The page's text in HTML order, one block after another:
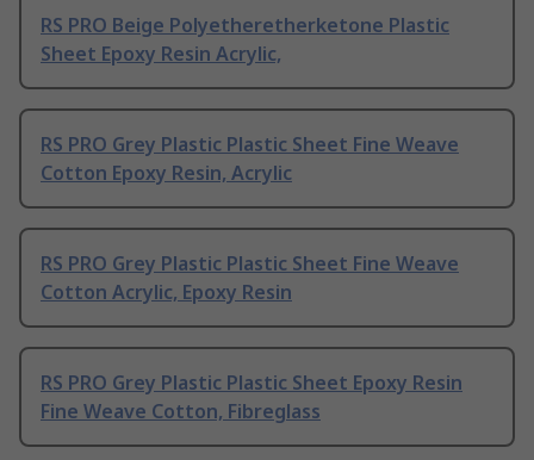
RS PRO Beige Polyetheretherketone Plastic
Sheet Epoxy Resin Acrylic,
RS PRO Grey Plastic Plastic Sheet Fine Weave
Cotton Epoxy Resin, Acrylic
RS PRO Grey Plastic Plastic Sheet Fine Weave
Cotton Acrylic, Epoxy Resin
RS PRO Grey Plastic Plastic Sheet Epoxy Resin
Fine Weave Cotton, Fibreglass